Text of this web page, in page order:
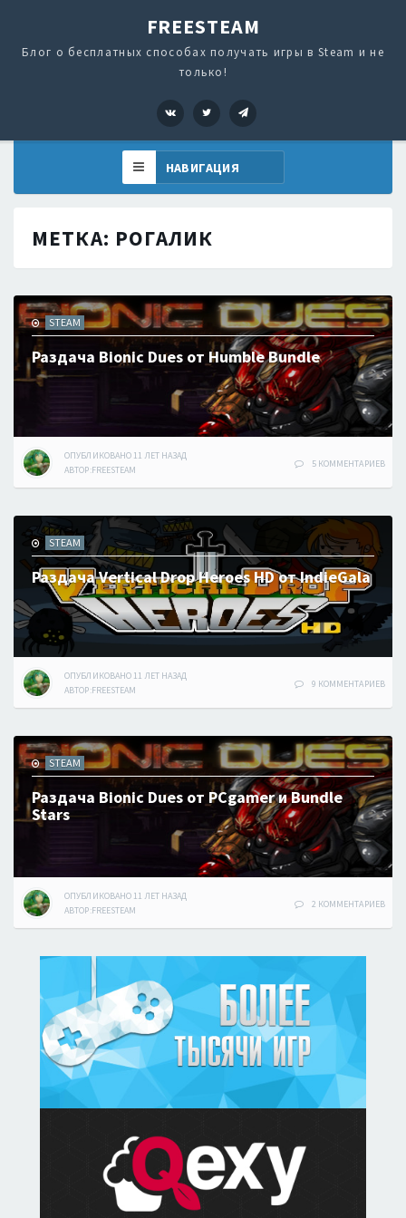
FREESTEAM
Блог о бесплатных способах получать игры в Steam и не
только!
VK Twitter
МЕТКА: РОГАЛИК
STEAM
Раздача Bionic Dues от Humble Bundle
ОПУБЛИКОВАНО 11 ЛЕТНАЗАД
АВТОР:FREESTEAM
5 КОММЕНТАРИЕВ
STEAM
Раздача Vertical Drop Heroes HD от IndieGala
ОПУБЛИКОВАНО 11 ЛЕТНАЗАД
АВТОР:FREESTEAM
9 КОММЕНТАРИЕВ
STEAM
Раздача Bionic Dues от PCgamer и Bundle
Stars
ОПУБЛИКОВАНО 11 ЛЕТНАЗАД
АВТОР:FREESTEAM
2 КОММЕНТАРИЕВ